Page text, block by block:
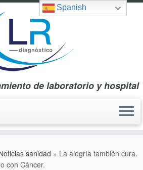
de laboratorio y hospital
sanidad » La alegría también cura.
con Cáncer.
Spanish